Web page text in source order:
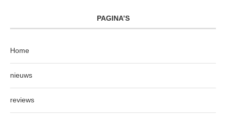
PAGINA’S
Home
nieuws
reviews